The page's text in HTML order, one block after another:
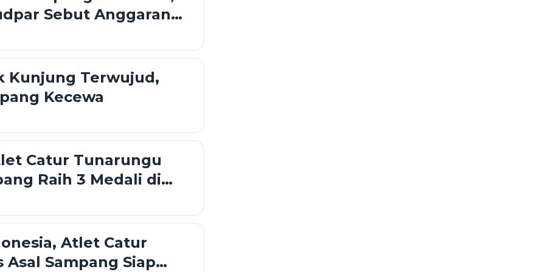
Sebut Anggaran
Kunjung Terwujud,
Kecewa
Catur Tunarungu
Raih 3 Medali di
2025
Atlet Catur
Asal Sampang Siap